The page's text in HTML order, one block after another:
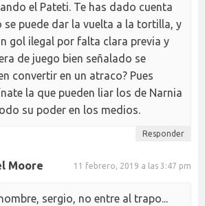
el Pateti. Te has dado cuenta
se puede dar la vuelta a la tortilla, y
gol ilegal por falta clara previa y
de juego bien señalado se
convertir en un atraco? Pues
la que pueden liar los de Narnia
su poder en los medios.
Responder
Moore 11 febrero, 2019 a las 3:47 pm
sergio, no entre al trapo...